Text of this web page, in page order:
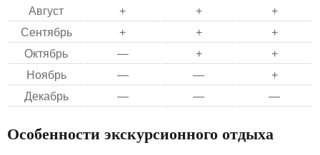
Август
+ +
+
Сентябрь
+ +
+
Октябрь
— +
+
Ноябрь
— —
+
Декабрь
— — —
Особенности экскурсионного отдыха